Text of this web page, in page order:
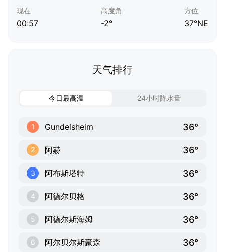
现在
00:57
高度角
-2°
方位
37°NE
天气排行
今日最高温 24小时降水量
1 Gundelsheim 36°
2 阿赫 36°
3 阿布斯塔特 36°
4 阿德尔贝格 36°
5 阿德尔斯海姆 36°
6 阿尔贝尔斯豪森 36°